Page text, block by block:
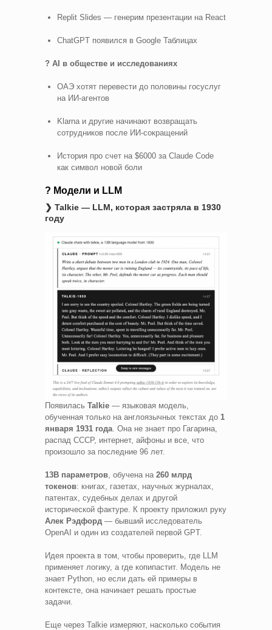
Replit Slides — генерим презентации на React
ChatGPT появился в Google Таблицах
? AI в обществе и исследованиях
ОАЭ хотят перевести до половины госуслуг
на ИИ-агентов
Klarna и другие начинают возвращать
сотрудников после ИИ-сокращений
История про счет на $6000 за Claude Code
как символ новой боли
? Модели и LLM
❯ Talkie — LLM, которая застряла в 1930
году
Появилась Talkie — языковая модель,
обученная только на англоязычных текстах до 1
января 1931 года . Она не знает про Гагарина,
распад СССР, интернет, айфоны и все, что
произошло за последние 96 лет.
13B параметров , обучена на 260 млрд
токенов: книгах, газетах, научных журналах,
патентах, судебных делах и другой
исторической фактуре. К проекту приложил руку
Алек Рэдфорд — бывший исследователь
OpenAI и один из создателей первой GPT.
Идея проекта в том, чтобы проверить, где LLM
применяет логику, а где копипастит. Модель не
знает Python, но если дать ей примеры в
контексте, она начинает решать простые
задачи.
Еще через Talkie измеряют, насколько события